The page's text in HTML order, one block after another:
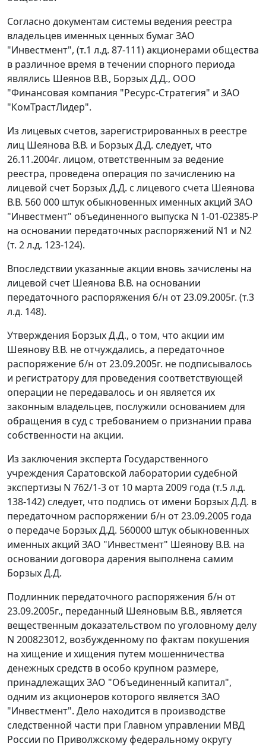
Согласно документам системы ведения реестра
владельцев именных ценных бумаг ЗАО
"Инвестмент", (т.1 л.д. 87-111) акционерами общества
в различное время в течении спорного периода
являлись Шеянов В.В., Борзых Д.Д., ООО
"Финансовая компания "Ресурс-Стратегия" и ЗАО
"КомТрастЛидер".
Из лицевых счетов, зарегистрированных в реестре
лиц Шеянова В.В. и Борзых Д.Д. следует, что
26.11.2004г. лицом, ответственным за ведение
реестра, проведена операция по зачислению на
лицевой счет Борзых Д.Д. с лицевого счета Шеянова
В.В. 560 000 штук обыкновенных именных акций ЗАО
"Инвестмент" объединенного выпуска N 1-01-02385-Р
на основании передаточных распоряжений N1 и N2
(т. 2 л.д. 123-124).
Впоследствии указанные акции вновь зачислены на
лицевой счет Шеянова В.В. на основании
передаточного распоряжения б/н от 23.09.2005г. (т.3
л.д. 148).
Утверждения Борзых Д.Д., о том, что акции им
Шеянову В.В. не отчуждались, а передаточное
распоряжение б/н от 23.09.2005г. не подписывалось
и регистратору для проведения соответствующей
операции не передавалось и он является их
законным владельцев, послужили основанием для
обращения в суд с требованием о признании права
собственности на акции.
Из заключения эксперта Государственного
учреждения Саратовской лаборатории судебной
экспертизы N 762/1-3 от 10 марта 2009 года (т.5 л.д.
138-142) следует, что подпись от имени Борзых Д.Д. в
передаточном распоряжении б/н от 23.09.2005 года
о передаче Борзых Д.Д. 560000 штук обыкновенных
именных акций ЗАО "Инвестмент" Шеянову В.В. на
основании договора дарения выполнена самим
Борзых Д.Д.
Подлинник передаточного распоряжения б/н от
23.09.2005г., переданный Шеяновым В.В., является
вещественным доказательством по уголовному делу
N 200823012, возбужденному по фактам покушения
на хищение и хищения путем мошенничества
денежных средств в особо крупном размере,
принадлежащих ЗАО "Объединенный капитал",
одним из акционеров которого является ЗАО
"Инвестмент". Дело находится в производстве
следственной части при Главном управлении МВД
России по Приволжскому федеральному округу